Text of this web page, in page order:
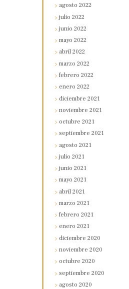
agosto2022
julio2022
junio2022
mayo2022
abril2022
marzo2022
febrero2022
enero2022
diciembre2021
noviembre2021
octubre2021
septiembre2021
agosto2021
julio2021
junio2021
mayo2021
abril2021
marzo2021
febrero2021
enero2021
diciembre2020
noviembre2020
octubre2020
septiembre2020
agosto2020